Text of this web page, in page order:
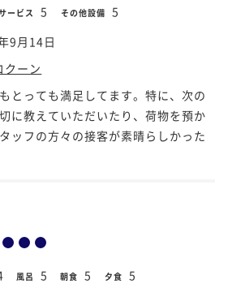
ービス 5 その他設備 5
9月14日
クーン
とっても満足してます。特に、次の
に教えていただいたり、荷物を預か
ッフの方々の接客が素晴らしかった
風呂 5 朝食 5 夕食 5